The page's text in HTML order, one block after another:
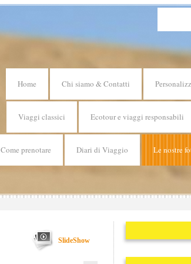
Home Chi siamo & Contatti
Viaggi classici Ecotour e viaggi responsabili
Come prenotare Diari di Viaggio Le nostre
SlideShow